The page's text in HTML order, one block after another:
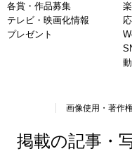
各賞・作品募集
テレビ・映画化情報
プレゼント
画像使用・著作
掲載の記事・